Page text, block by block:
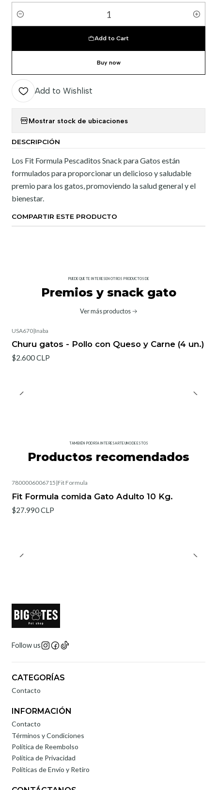
Quantity
Add to Cart
Buy now
Add to Wishlist
Mostrar stock de ubicaciones
DESCRIPCIÓN
Los Fit Formula Pescaditos Snack para Gatos están
formulados para proporcionar un delicioso y saludable
premio para los gatos, promoviendo la salud general y el
bienestar.
COMPARTIR ESTE PRODUCTO
PUEDE QUE TE INTERESEN OTROS PRODUCTOS DE
Premios y snack gato
Ver más productos
USA670|Inaba
Churu gatos - Pollo con Queso y Carne (4 un.)
$2.600 CLP
TAMBIÉN PODRÍA INTERESARTE UNO DE ESTOS
Productos recomendados
7800006006715 |Fit Formula
Fit Formula comida Gato Adulto 10 Kg.
$27.990 CLP
Follow us
CATEGORÍAS
Contacto
INFORMACIÓN
Contacto
Términos y Condiciones
Política de Reembolso
Política de Privacidad
Políticas de Envío y Retiro